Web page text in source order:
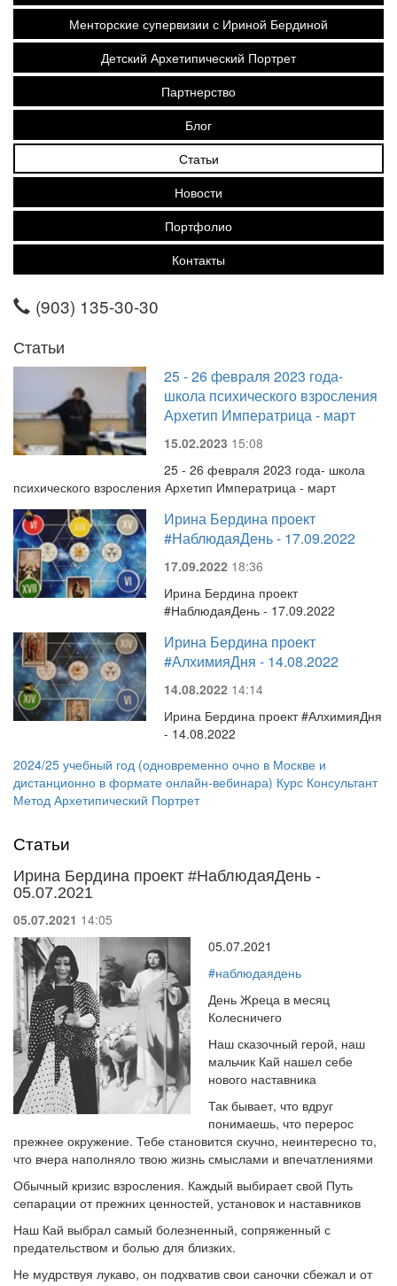
Менторские супервизии с Ириной Бердиной
Детский Архетипический Портрет
Партнерство
Блог
Статьи
Новости
Портфолио
Контакты
(903) 135-30-30
Статьи
25 - 26 февраля 2023 года-
школа психического взросления
Архетип Императрица - март
15.02.2023 15:08
25 - 26 февраля 2023 года- школа
психического взросления Архетип Императрица - март
Ирина Бердина проект
#НаблюдаяДень - 17.09.2022
17.09.2022 18:36
Ирина Бердина проект
#НаблюдаяДень - 17.09.2022
Ирина Бердина проект
#АлхимияДня - 14.08.2022
14.08.2022 14:14
Ирина Бердина проект #АлхимияДня
- 14.08.2022
2024/25 учебный год (одновременно очно в Москве и
дистанционно в формате онлайн-вебинара) Курс Консультант
Метод Архетипический Портрет
Статьи
Ирина Бердина проект #НаблюдаяДень -
05.07.2021
05.07.2021 14:05
05.07.2021
#наблюдаядень
День Жреца в месяц
Колесничего
Наш сказочный герой, наш
мальчик Кай нашел себе
нового наставника
Так бывает, что вдруг
понимаешь, что перерос
прежнее окружение. Тебе становится скучно, неинтересно то,
что вчера наполняло твою жизнь смыслами и впечатлениями
Обычный кризис взросления. Каждый выбирает свой Путь
сепарации от прежних ценностей, установок и наставников
Наш Кай выбрал самый болезненный, сопряженный с
предательством и болью для близких.
Не мудрствуя лукаво, он подхватив свои саночки сбежал и от